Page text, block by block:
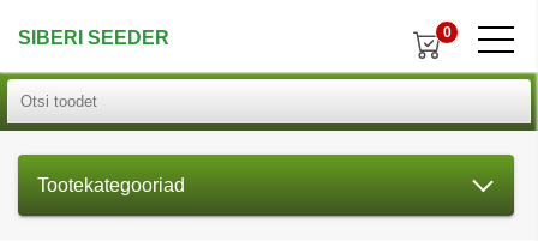
SIBERI SEEDER 0
Tootekategooriad